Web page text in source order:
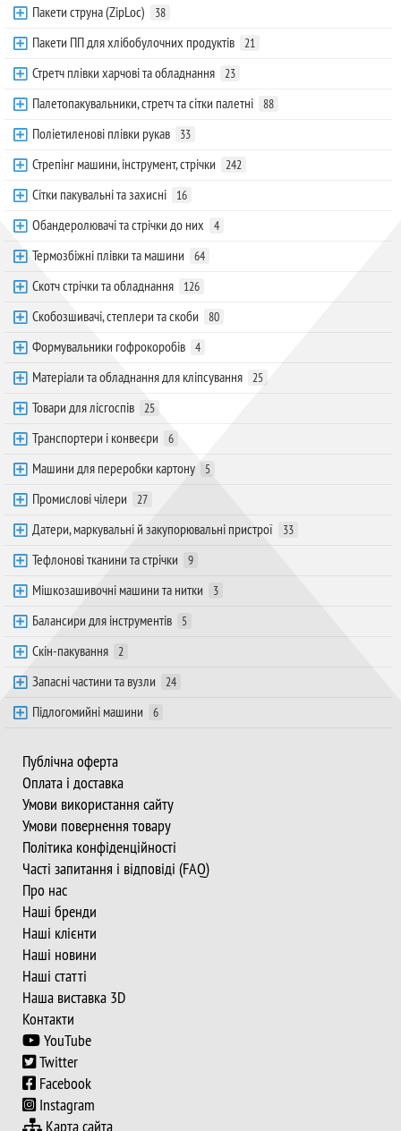
Пакети струна (ZipLoc) 38
Пакети ПП для хлібобулочних продуктів 21
Стретч плівки харчові та обладнання 23
Палетопакувальники, стретч та сітки палетні 88
Поліетиленові плівки рукав 33
Стрепінг машини, інструмент, стрічки 242
Сітки пакувальні та захисні 16
Обандеролювачі та стрічки до них 4
Термозбіжні плівки та машини 64
Скотч стрічки та обладнання 126
Скобозшивачі, степлери та скоби 80
Формувальники гофрокоробів 4
Матеріали та обладнання для кліпсування 25
Товари для лісгоспів 25
Транспортери і конвеєри 6
Машини для переробки картону 5
Промислові чілери 27
Датери, маркувальні й закупорювальні пристрої 33
Тефлонові тканини та стрічки 9
Мішкозашивочні машини та нитки 3
Балансири для інструментів 5
Скін-пакування 2
Запасні частини та вузли 24
Підлогомийні машини 6
Публічна оферта
Оплата і доставка
Умови використання сайту
Умови повернення товару
Політика конфіденційності
Часті запитання і відповіді (FAQ)
Про нас
Наші бренди
Наші клієнти
Наші новини
Наші статті
Наша виставка 3D
Контакти
YouTube
Twitter
Facebook
Instagram
Карта сайта